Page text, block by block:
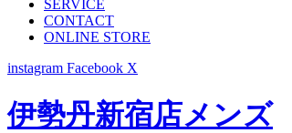
SERVICE
CONTACT
ONLINE STORE
instagram Facebook X
伊勢丹新宿店メンズ